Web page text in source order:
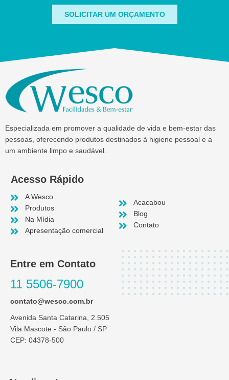
SOLICITAR UM ORÇAMENTO
Especializada em promover a qualidade de vida e bem-estar das
pessoas, oferecendo produtos destinados à higiene pessoal e a
um ambiente limpo e saudável.
Acesso Rápido
A Wesco
Produtos
Na Mídia
Apresentação comercial
Acacabou
Blog
Contato
Entre em Contato
11 5506-7900
contato@wesco.com.br
Avenida Santa Catarina, 2.505
Vila Mascote - São Paulo / SP
CEP: 04378-500